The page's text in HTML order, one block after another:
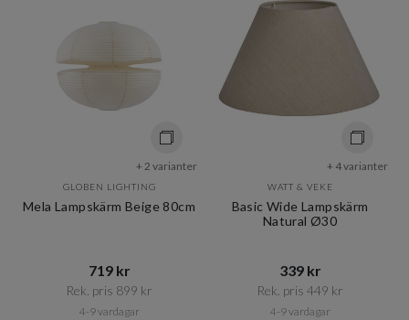
+ 2 varianter
GLOBEN LIGHTING
Mela Lampskärm Beige 80cm
719 kr​​
Rek. pris 899 kr​​
4-9 vardagar
+ 4 varianter
WATT & VEKE
Basic Wide Lampskärm
Natural Ø30
339 kr​​
Rek. pris 449 kr​​
4-9 vardagar